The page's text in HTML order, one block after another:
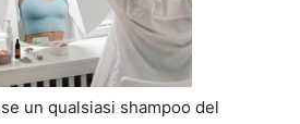
un qualsiasi shampoo del